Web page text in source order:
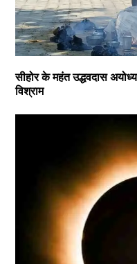
सीहोर के महंत उद्धवदास
विश्राम